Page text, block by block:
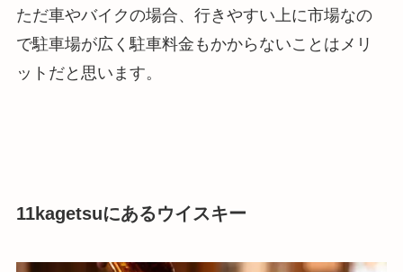
ただ車やバイクの場合、行きやすい上に市場なの
で駐車場が広く駐車料金もかからないことはメリ
ットだと思います。
11kagetsuにあるウイスキー